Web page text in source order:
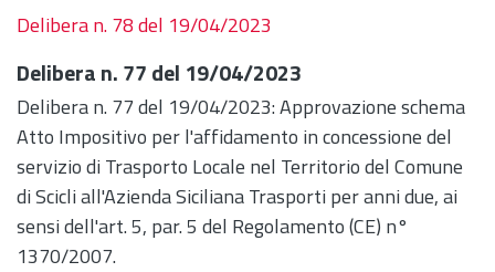
Delibera n. 78 del 19/04/2023
Delibera n. 77 del 19/04/2023
Delibera n. 77 del 19/04/2023: Approvazione schema
Atto Impositivo per l'affidamento in concessione del
servizio di Trasporto Locale nel Territorio del Comune
di Scicli all'Azienda Siciliana Trasporti per anni due, ai
sensi dell'art. 5, par. 5 del Regolamento (CE) n°
1370/2007.